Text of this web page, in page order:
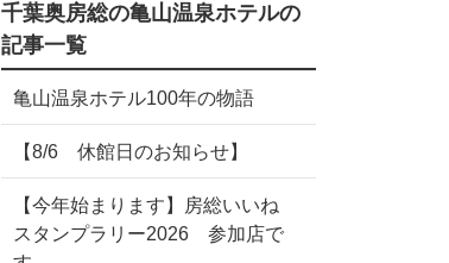
千葉奥房総の亀山温泉ホテルの
記事一覧
亀山温泉ホテル100年の物語
【8/6 休館日のお知らせ】
【今年始まります】房総いいね
スタンプラリー2026 参加店で